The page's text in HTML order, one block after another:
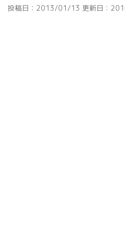
投稿日：2013/01/13 更新日：